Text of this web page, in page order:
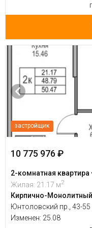
застройщик
10 775 976 ₽
2-комнатная квартира
Жилая: 21.17 м2
Кирпично-Монолитный
Юнтоловский пр., 43-55
Изменен: 25.08